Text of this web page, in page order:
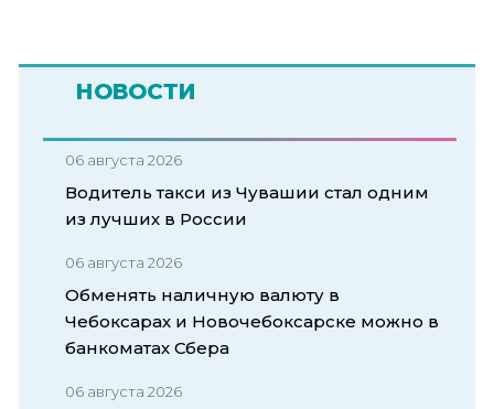
НОВОСТИ
06 августа 2026
Водитель такси из Чувашии стал одним
из лучших в России
06 августа 2026
Обменять наличную валюту в
Чебоксарах и Новочебоксарске можно в
банкоматах Сбера
06 августа 2026